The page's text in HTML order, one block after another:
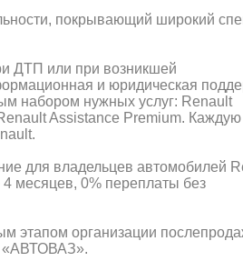
покрывающий широкий
ДТП или при возникшей
и юридическая
набором нужных услуг: Renault
Assistance Premium. Каждую
для владельцев автомобилей
4 месяцев, 0% переплаты без
этапом организации
«АВТОВАЗ».